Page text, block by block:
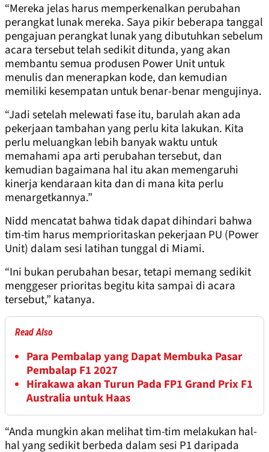
“Mereka jelas harus memperkenalkan perubahan
perangkat lunak mereka. Saya pikir beberapa tanggal
pengajuan perangkat lunak yang dibutuhkan sebelum
acara tersebut telah sedikit ditunda, yang akan
membantu semua produsen Power Unit untuk
menulis dan menerapkan kode, dan kemudian
memiliki kesempatan untuk benar-benar mengujinya.
“Jadi setelah melewati fase itu, barulah akan ada
pekerjaan tambahan yang perlu kita lakukan. Kita
perlu meluangkan lebih banyak waktu untuk
memahami apa arti perubahan tersebut, dan
kemudian bagaimana hal itu akan memengaruhi
kinerja kendaraan kita dan di mana kita perlu
menargetkannya.”
Nidd mencatat bahwa tidak dapat dihindari bahwa
tim-tim harus memprioritaskan pekerjaan PU (Power
Unit) dalam sesi latihan tunggal di Miami.
“Ini bukan perubahan besar, tetapi memang sedikit
menggeser prioritas begitu kita sampai di acara
tersebut,” katanya.
Read Also
Para Pembalap yang Dapat Membuka Pasar
Pembalap F1 2027
Hirakawa akan Turun Pada FP1 Grand Prix F1
Australia untuk Haas
“Anda mungkin akan melihat tim-tim melakukan hal-
hal yang sedikit berbeda dalam sesi P1 daripada